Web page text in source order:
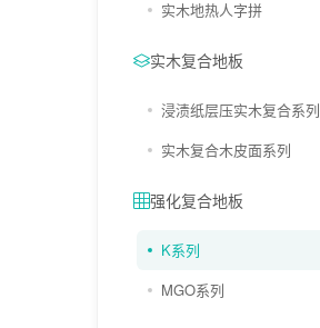
实木地热人字拼
实木复合地板
浸渍纸层压实木复合系列
实木复合木皮面系列
强化复合地板
K系列
MGO系列